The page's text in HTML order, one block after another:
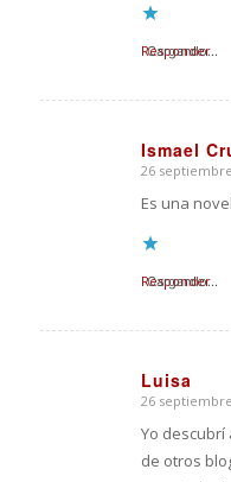
Cargando...
Responder
Ismael
Dice:
26
Es una
Cargando...
Responder
Luisa
Dice:
26
Yo
de otros